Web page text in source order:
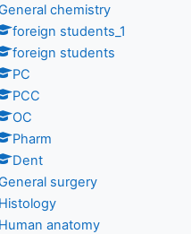
chemistry
foreign students_1
foreign students
PC
PCC
OC
Pharm
Dent
surgery
Histology
Human anatomy